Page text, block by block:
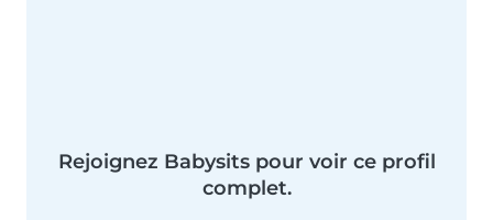
Rejoignez Babysits pour voir ce profil
complet.